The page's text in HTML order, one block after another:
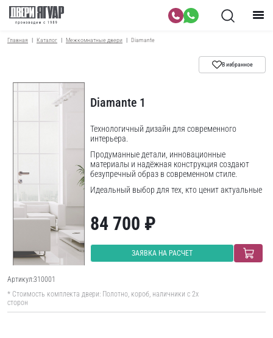
Главная Каталог Межкомнатные двери Diamante
В избранное
Diamante 1
Технологичный дизайн для современного
интерьера.
Продуманные детали, инновационные
материалы и надёжная конструкция создают
безупречный образ в современном стиле.
Идеальный выбор для тех, кто ценит актуальные
84 700 ₽
ЗАЯВКА НА РАСЧЕТ
Артикул:310001
* Стоимость комплекта двери: Полотно, короб, наличники с 2х
сторон